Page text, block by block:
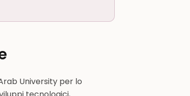
University per lo